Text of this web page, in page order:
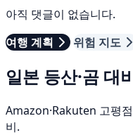
아직 댓글이 없습니다.
여행 계획
위험 지도
일본 등산·곰 대
Amazon·Rakuten 고평
비.